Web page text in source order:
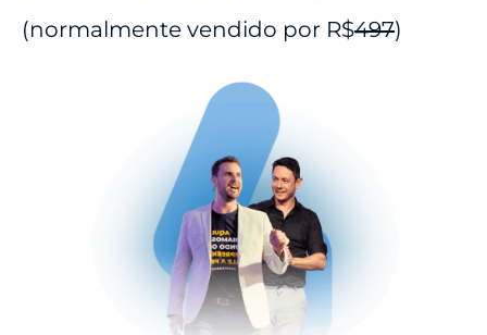
(normalmente vendido por R$497)